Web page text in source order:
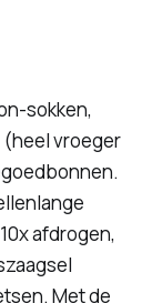
sokken,
vroeger
afdrogen,
Met de